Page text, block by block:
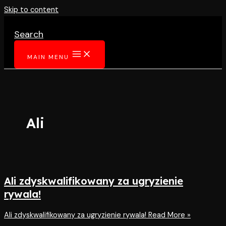
Skip to content
Search
MAIN MENU
Ali
Ali zdyskwalifikowany za ugryzienie
rywala!
Ali zdyskwalifikowany za ugryzienie rywala! Read More »